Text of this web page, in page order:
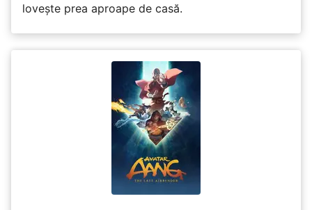
lovește prea aproape de casă.